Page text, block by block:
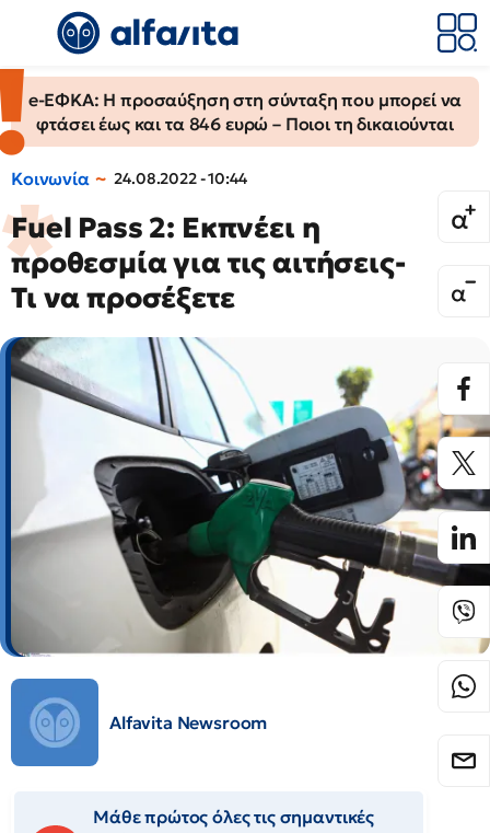
e-ΕΦΚΑ: Η προσαύξηση στη σύνταξη που μπορεί να
φτάσει έως και τα 846 ευρώ – Ποιοι τη δικαιούνται
Κοινωνία 24.08.2022 - 10:44
Fuel Pass 2: Εκπνέει η
προθεσμία για τις αιτήσεις-
Τι να προσέξετε
Alfavita Newsroom
Μάθε πρώτος όλες τις σημαντικές